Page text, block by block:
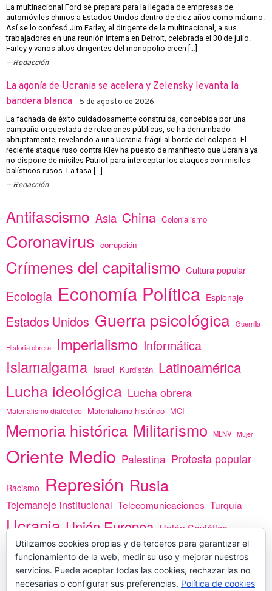
La multinacional Ford se prepara para la llegada de empresas de
automóviles chinos a Estados Unidos dentro de diez años como máximo.
Así se lo confesó Jim Farley, el dirigente de la multinacional, a sus
trabajadores en una reunión interna en Detroit, celebrada el 30 de julio.
Farley y varios altos dirigentes del monopolio creen […]
Redacción
La agonía de Ucrania se acelera y Zelensky levanta la
bandera blanca
5 de agosto de 2026
La fachada de éxito cuidadosamente construida, concebida por una
campaña orquestada de relaciones públicas, se ha derrumbado
abruptamente, revelando a una Ucrania frágil al borde del colapso. El
reciente ataque ruso contra Kiev ha puesto de manifiesto que Ucrania ya
no dispone de misiles Patriot para interceptar los ataques con misiles
balísticos rusos. La tasa […]
Redacción
Antifascismo Asia China Colonialismo
Coronavirus corrupción
Crímenes del capitalismo Cultura popular
Ecología Economía Política Espionaje
Estados Unidos Guerra psicológica Guerrilla
Historia obrera Imperialismo Informática
Islamalgama Israel Kurdistán Latinoamérica
Lucha ideológica Lucha obrera
Materialismo dialéctico Materialismo histórico MCI
Memoria histórica Militarismo MLNV Mujer
Oriente Medio Palestina Protesta popular
Racismo Represión Rusia
Tejemaneje institucional Telecomunicaciones Turquía
Ucrania Unión Europea Unión Soviética
vacunas Yemen África
PREGÚNTANOS
Utilizamos cookies propias y de terceros para garantizar el
funcionamiento de la web, medir su uso y mejorar nuestros
servicios. Puede aceptar todas las cookies, rechazar las no
necesarias o configurar sus preferencias. Política de cookies